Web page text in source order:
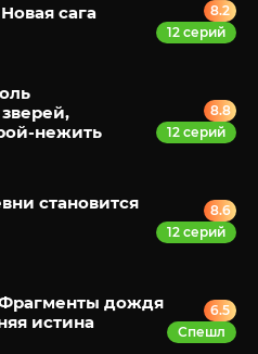
сага
8.2
12 серий
нежить
8.8
12 серий
становится
8.6
12 серий
дождя
истина
6.5
Спешл